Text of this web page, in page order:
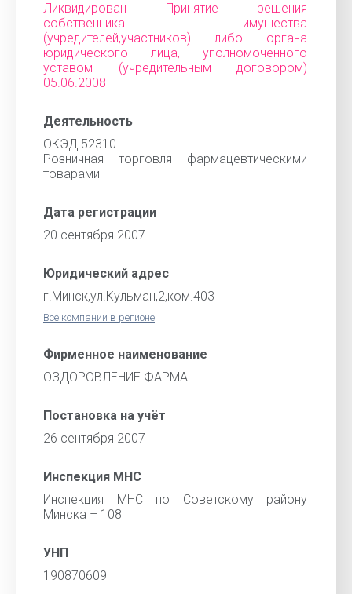
Ликвидирован Принятие решения
собственника имущества
(учредителей,участников) либо органа
юридического лица, уполномоченного
уставом (учредительным договором)
05.06.2008
Деятельность
ОКЭД 52310
Розничная торговля фармацевтическими
товарами
Дата регистрации
20 сентября 2007
Юридический адрес
г.Минск,ул.Кульман,2,ком.403
Все компании в регионе
Фирменное наименование
ОЗДОРОВЛЕНИЕ ФАРМА
Постановка на учёт
26 сентября 2007
Инспекция МНС
Инспекция МНС по Советскому району
Минска – 108
УНП
190870609